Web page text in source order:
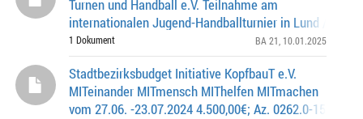
Turnen und Handball e.V. Teilnahme am
internationalen Jugend-Handballturnier in Lund /
vom 25.12.2024 - 31.12.2024 2.811,00 Euro, Az.:
1 Dokument BA 21 , 10.01.2025
Stadtbezirksbudget Initiative KopfbauT e.V.
MITeinander MITmensch MIThelfen MITmachen
vom 27.06. -23.07.2024 4.500,00€; Az. 0262.0-15-0553